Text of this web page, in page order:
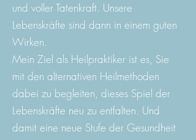
und voller Tatenkraft. Unsere
Lebenskräfte sind dann in einem guten
Wirken.
Mein Ziel als Heilpraktiker ist es, Sie
mit den alternativen Heilmethoden
dabei zu begleiten, dieses Spiel der
Lebenskräfte neu zu entfalten. Und
damit eine neue Stufe der Gesundheit